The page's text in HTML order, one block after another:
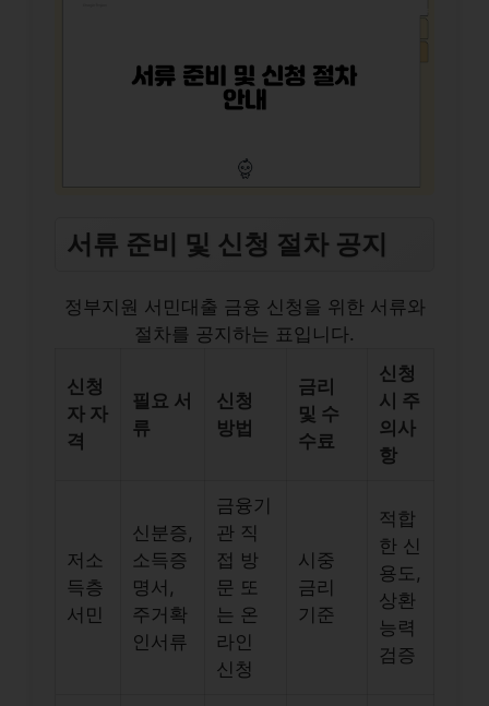
서류 준비 및 신청 절차 공지
정부지원 서민대출 금융 신청을 위한 서류와
절차를 공지하는 표입니다.
신청
자 자
격
필요 서
류
신청
방법
금리
및 수
수료
신청
시 주
의사
항
저소
득층
서민
신분증,
소득증
명서,
주거확
인서류
금융기
관 직
접 방
문 또
는 온
라인
신청
시중
금리
기준
적합
한 신
용도,
상환
능력
검증